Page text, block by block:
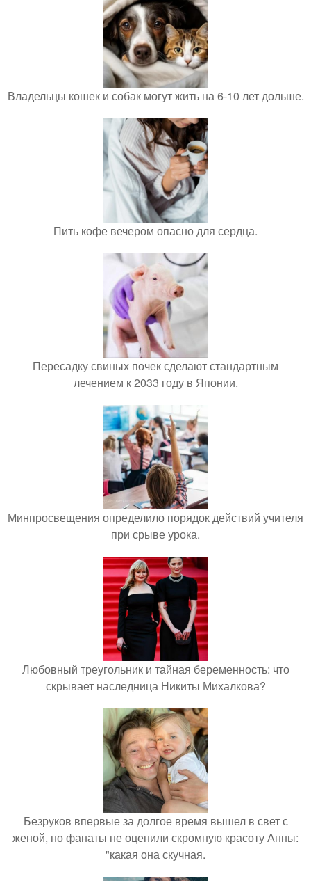
Владельцы кошек и собак могут жить на 6-10 лет дольше.
Пить кофе вечером опасно для сердца.
Пересадку свиных почек сделают стандартным
лечением к 2033 году в Японии.
Минпросвещения определило порядок действий учителя
при срыве урока.
Любовный треугольник и тайная беременность: что
скрывает наследница Никиты Михалкова?
Безруков впервые за долгое время вышел в свет с
женой, но фанаты не оценили скромную красоту Анны:
"какая она скучная.